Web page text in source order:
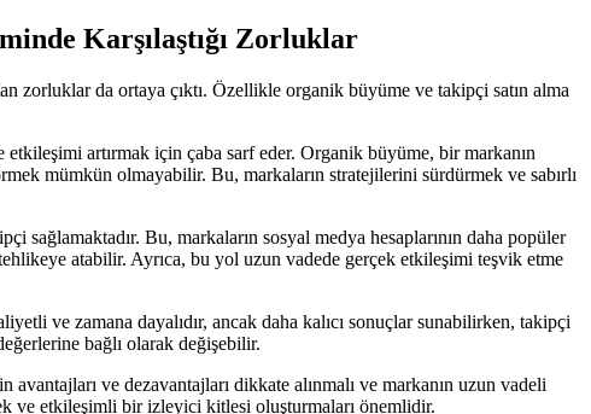
Karşılaştığı Zorluklar
zorluklar da ortaya çıktı. Özellikle organik büyüme ve takipçi satın alma
artırmak için çaba sarf eder. Organik büyüme, bir markanın
mümkün olmayabilir. Bu, markaların stratejilerini sürdürmek ve sabırlı
sağlamaktadır. Bu, markaların sosyal medya hesaplarının daha popüler
atabilir. Ayrıca, bu yol uzun vadede gerçek etkileşimi teşvik etme
ve zamana dayalıdır, ancak daha kalıcı sonuçlar sunabilirken, takipçi
bağlı olarak değişebilir.
ve dezavantajları dikkate alınmalı ve markanın uzun vadeli
ve etkileşimli bir izleyici kitlesi oluşturmaları önemlidir.